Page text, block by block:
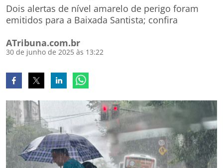
Dois alertas de nível amarelo de perigo foram
emitidos para a Baixada Santista; confira
ATribuna.com.br
30 de junho de 2025 às 13:22